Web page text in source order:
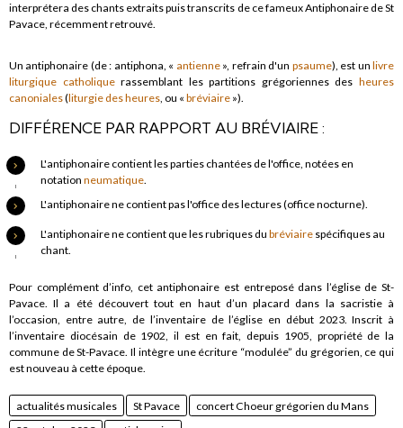
interprétera des chants extraits puis transcrits de ce fameux Antiphonaire de St
Pavace, récemment retrouvé.
Un antiphonaire (de : antiphona, « antienne», refrain d'un psaume), est unlivre
liturgique catholiquerassemblant les partitions grégoriennes desheures
canoniales(liturgie des heures, ou « bréviaire »).
DIFFÉRENCE PAR RAPPORT AU BRÉVIAIRE :
L'antiphonaire contient les parties chantées de l'office, notées en
notation neumatique.
L'antiphonaire ne contient pas l'office des lectures (office nocturne).
L'antiphonaire ne contient que les rubriques du bréviaire spécifiques au
chant.
Pour complément d’info, cet antiphonaire est entreposé dans l’église de St-
Pavace. Il a été découvert tout en haut d’un placard dans la sacristie à
l’occasion, entre autre, de l’inventaire de l’église en début 2023. Inscrit à
l’inventaire diocésain de 1902, il est en fait, depuis 1905, propriété de la
commune de St-Pavace. Il intègre une écriture “modulée” du grégorien, ce qui
est nouveau à cette époque.
actualités musicales St Pavace
concert Choeur grégorien du Mans